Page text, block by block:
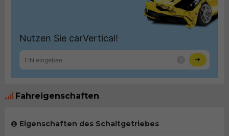
Fahreigenschaften
Eigenschaften des Schaltgetriebes